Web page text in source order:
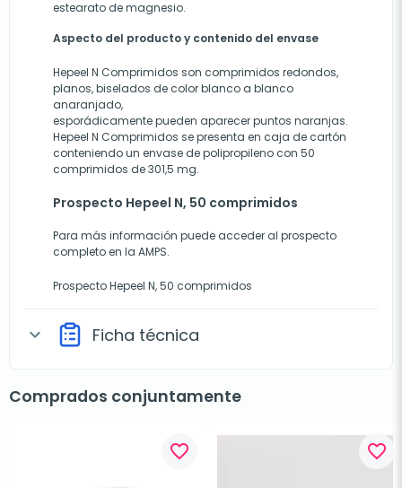
estearato de magnesio.
Aspecto del producto y contenido del envase
Hepeel N Comprimidos son comprimidos redondos,
planos, biselados de color blanco a blanco
anaranjado,
esporádicamente pueden aparecer puntos naranjas.
Hepeel N Comprimidos se presenta en caja de cartón
conteniendo un envase de polipropileno con 50
comprimidos de 301,5 mg.
Prospecto Hepeel N, 50 comprimidos
Para más información puede acceder al prospecto
completo en la AMPS.
Prospecto Hepeel N, 50 comprimidos
expand_more Ficha técnica
Comprados conjuntamente
favorite_border favorite_border